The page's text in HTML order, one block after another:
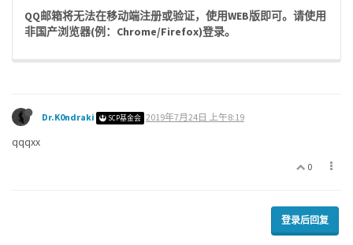
QQ邮箱将无法在移动端注册或验证，使用WEB版即可。请使用
非国产浏览器(例：Chrome/Firefox)登录。
Dr.K0ndraki SCP基金会 2019年7月24日 上午8:19
qqqxx
0
登录后回复